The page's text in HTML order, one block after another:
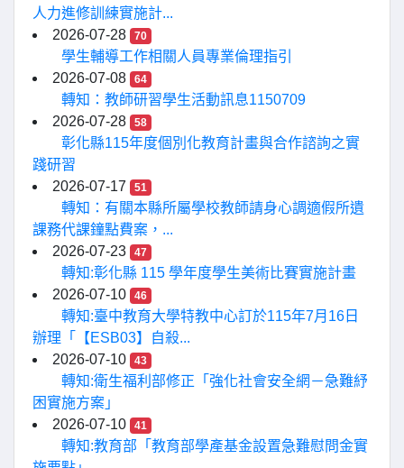
人力進修訓練實施計...
2026-07-28
70
學生輔導工作相關人員專業倫理指引
2026-07-08
64
轉知：教師研習學生活動訊息1150709
2026-07-28
58
彰化縣115年度個別化教育計畫與合作諮詢之實
踐研習
2026-07-17
51
轉知：有關本縣所屬學校教師請身心調適假所遺
課務代課鐘點費案，...
2026-07-23
47
轉知:彰化縣 115 學年度學生美術比賽實施計畫
2026-07-10
46
轉知:臺中教育大學特教中心訂於115年7月16日
辦理「【ESB03】自殺...
2026-07-10
43
轉知:衛生福利部修正「強化社會安全網－急難紓
困實施方案」
2026-07-10
41
轉知:教育部「教育部學產基金設置急難慰問金實